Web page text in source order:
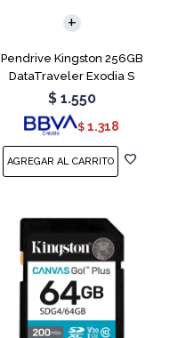
Pendrive Kingston 256GB
DataTraveler Exodia S
Naranja
$ 1.550
$ 1.318